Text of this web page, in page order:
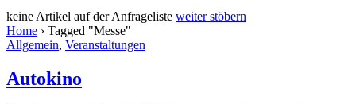
keine Artikel auf der Anfrageliste weiter stöbern
Home › Tagged "Messe"
Allgemein, Veranstaltungen
Autokino